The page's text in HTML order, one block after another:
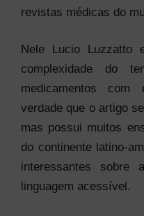
revistas médicas do
Nele Lucio Luzzatto
complexidade do
medicamentos
verdade que o artigo
mas possui muitos
do continente latino-
interessantes sobre
linguagem acessível.